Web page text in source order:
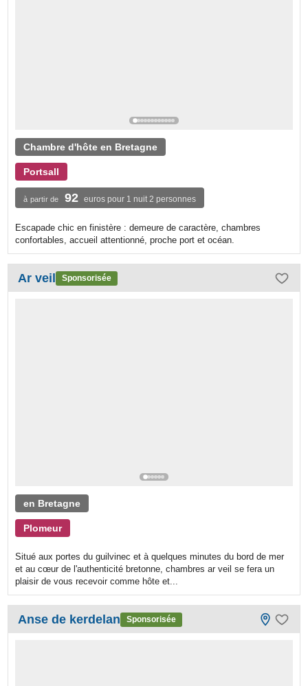
Chambre d'hôte en Bretagne
Portsall
à partir de 92 euros pour 1 nuit 2 personnes
Escapade chic en finistère : demeure de caractère, chambres
confortables, accueil attentionné, proche port et océan.
Ar veil Sponsorisée
en Bretagne
Plomeur
Situé aux portes du guilvinec et à quelques minutes du bord de mer
et au cœur de l'authenticité bretonne, chambres ar veil se fera un
plaisir de vous recevoir comme hôte et...
Anse de kerdelan Sponsorisée